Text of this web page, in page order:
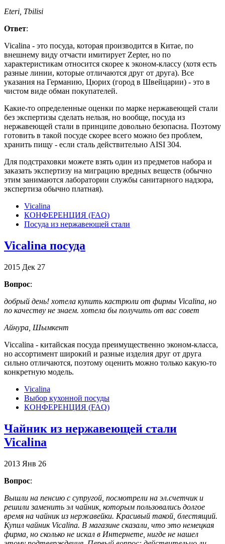
Eteri, Tbilisi
Ответ:
Vicalina - это посуда, которая производится в Китае, по
внешнему виду отчасти имитирует Zepter, но по
характеристикам относится скорее к эконом-классу (хотя есть
разные линии, которые отличаются друг от друга). Все
указания на Германию, Цюрих (город в Швейцарии) - это в
чистом виде обман покупателей.
Какие-то определенные оценки по марке нержавеющей стали
без экспертизы сделать нельзя, но вообще, посуда из
нержавеющей стали в принципе довольно безопасна. Поэтому
готовить в такой посуде скорее всего можно без проблем,
хранить пищу - если сталь действительно AISI 304.
Для подстраховки можете взять один из предметов набора и
заказать экспертизу на миграцию вредных веществ (обычно
этим занимаются лаборатории службы санитарного надзора,
экспертиза обычно платная).
Vicalina
КОНФЕРЕНЦИЯ (FAQ)
Посуда из нержавеющей стали
Vicalina посуда
2015 Дек 27
Вопрос:
добрый день! хотела купить кастрюли от фирмы Vicalina, но
по качеству не знаем. хотела бы получить от вас совет
Айнура, Шымкент
Viccalina - китайская посуда преимущественно эконом-класса,
но ассортимент широкий и разные изделия друг от друга
сильно отличаются, поэтому оценить можно только какую-то
конкретную модель.
Vicalina
Выбор кухонной посуды
КОНФЕРЕНЦИЯ (FAQ)
Чайник из нержавеющей стали
Vicalina
2013 Янв 26
Вопрос:
Вышли на пенсию с супругой, посмотрели на эл.счетчик и
решили заменить эл чайник, которым пользовались долгое
время на чайник из нержавейки. Красивый такой, блестящий.
Купил чайник Vicalina. В магазине сказали, что это немецкая
фирма, но сколько не искал в Интернете, нигде не нашел